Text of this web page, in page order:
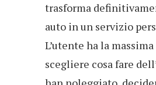
trasforma
auto in un servizio
L’utente ha la
scegliere cosa fare